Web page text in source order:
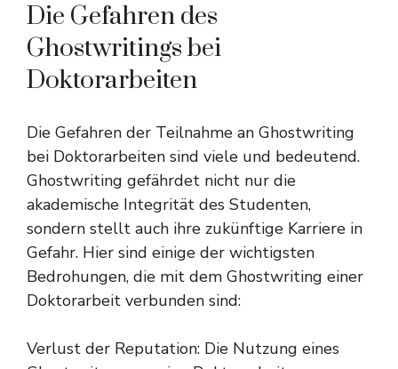
Die Gefahren des
Ghostwritings bei
Doktorarbeiten
Die Gefahren der Teilnahme an Ghostwriting
bei Doktorarbeiten sind viele und bedeutend.
Ghostwriting gefährdet nicht nur die
akademische Integrität des Studenten,
sondern stellt auch ihre zukünftige Karriere in
Gefahr. Hier sind einige der wichtigsten
Bedrohungen, die mit dem Ghostwriting einer
Doktorarbeit verbunden sind:
Verlust der Reputation: Die Nutzung eines